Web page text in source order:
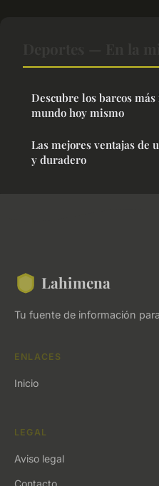
Descubre los barcos
mundo hoy mismo
Las mejores ventajas de
y duradero
Lahimena
Tu fuente de información
ENLACES
Inicio
LEGAL
Aviso legal